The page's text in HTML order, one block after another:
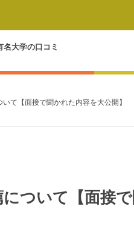
名大学の口コミ
て【面接で聞かれた内容を大公開】
ついて【面接